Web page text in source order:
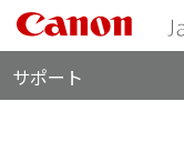
サポート